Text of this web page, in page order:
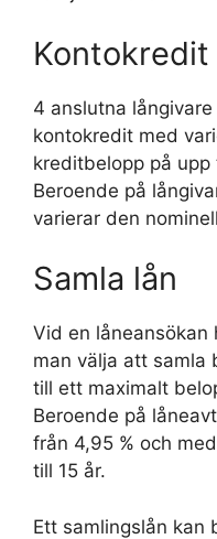
Kontokredit
4 anslutna
kontokredit med
kreditbelopp på
Beroende på
varierar den
Samla lån
Vid en låneansökan
man välja att samla
till ett maximalt
Beroende på
från 4,95 % och
till 15 år.
Ett samlingslån kan